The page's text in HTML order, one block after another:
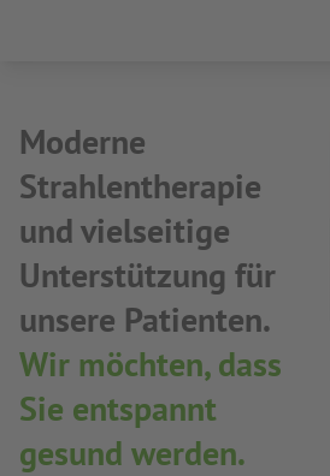
Moderne
Strahlentherapie
und vielseitige
Unterstützung für
unsere Patienten.
Wir möchten, dass
Sie entspannt
gesund werden.